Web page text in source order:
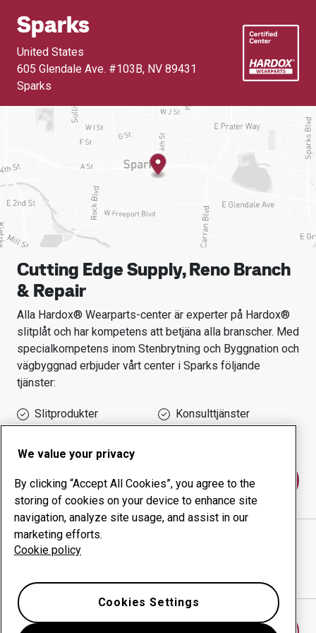
Sparks
United States
605 Glendale Ave. #103B, NV 89431
Sparks
Cutting Edge Supply, Reno Branch
& Repair
Alla Hardox® Wearparts-center är experter på Hardox®
slitplåt och har kompetens att betjäna alla branscher. Med
specialkompetens inom Stenbrytning och Byggnation och
vägbyggnad erbjuder vårt center i Sparks följande
tjänster:
Slitprodukter
Konsulttjänster
Kontakta oss
Cutting Edge Supply, Reno Branch & Repair
webbplats
We value your privacy
By clicking “Accept All Cookies”, you agree to the
storing of cookies on your device to enhance site
navigation, analyze site usage, and assist in our
marketing efforts.
Cookie policy
Cookies Settings